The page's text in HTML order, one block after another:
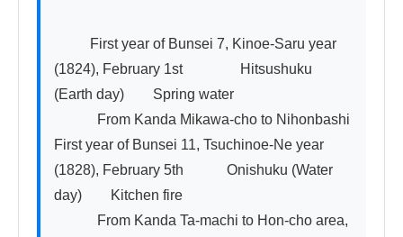
(1824), February 1st　　　　Hitsushuku
(Earth day)　　Spring water
From Kanda Mikawa-cho to Nihonbashi
First year of Bunsei 11, Tsuchinoe-Ne year
(1828), February 5th　　　Onishuku (Water
day)　　Kitchen fire
From Kanda Ta-machi to Hon-cho area,